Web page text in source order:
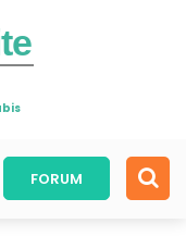
FORUM